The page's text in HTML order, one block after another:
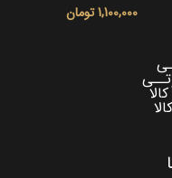
1,100,000 تومان